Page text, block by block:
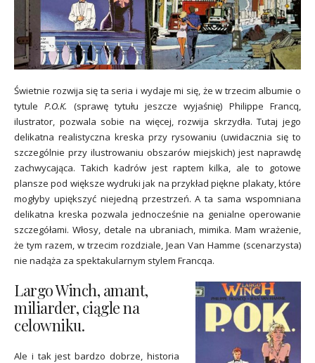
Świetnie rozwija się ta seria i wydaje mi się, że w trzecim albumie o
tytuleP.O.K. (sprawę tytułu jeszcze wyjaśnię) Philippe Francq,
ilustrator, pozwala sobie na więcej, rozwija skrzydła. Tutaj jego
delikatna realistyczna kreska przy rysowaniu (uwidacznia się to
szczególnie przy ilustrowaniu obszarów miejskich) jest naprawdę
zachwycająca. Takich kadrów jest raptem kilka, ale to gotowe
plansze pod większe wydruki jak na przykład piękne plakaty, które
mogłyby upiększyć niejedną przestrzeń. A ta sama wspomniana
delikatna kreska pozwala jednocześnie na genialne operowanie
szczegółami. Włosy, detale na ubraniach, mimika. Mam wrażenie,
że tym razem, w trzecim rozdziale, Jean Van Hamme (scenarzysta)
nie nadąża za spektakularnym stylem Francqa.
Largo Winch, amant,
miliarder, ciągle na
celowniku.
Ale i tak jest bardzo dobrze, historia